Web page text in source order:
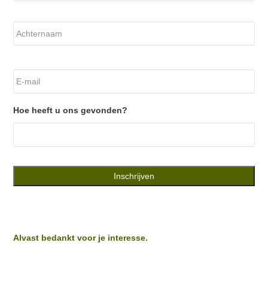
E-
mail *
Hoe heeft u ons gevonden?
Alvast bedankt voor je interesse.